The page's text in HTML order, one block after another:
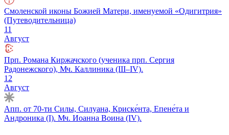
Смоленской иконы Божией Матери, именуемой «Одигитрия»
(Путеводительница)
11
Август
Прп. Романа Киржачского (ученика прп. Сергия
Радонежского), Мч. Каллиника (III–IV).
12
Август
Апп. от 70-ти Силы, Силуана, Криске́нта, Епене́та и
Андроника (I). Мч. Иоанна Воина (IV).